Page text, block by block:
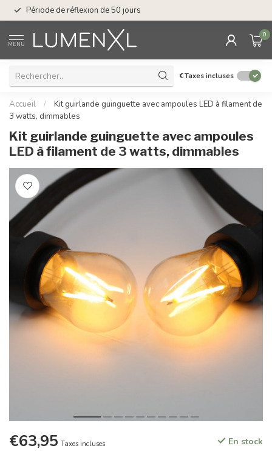
Période de réflexion de 50 jours
MENU
0
€Taxes incluses
Accueil /
Kit guirlande guinguette avec ampoules LED à filament de
3 watts, dimmables
Kit guirlande guinguette avec ampoules
LED à filament de 3 watts, dimmables
€63,95 Taxes incluses En stock